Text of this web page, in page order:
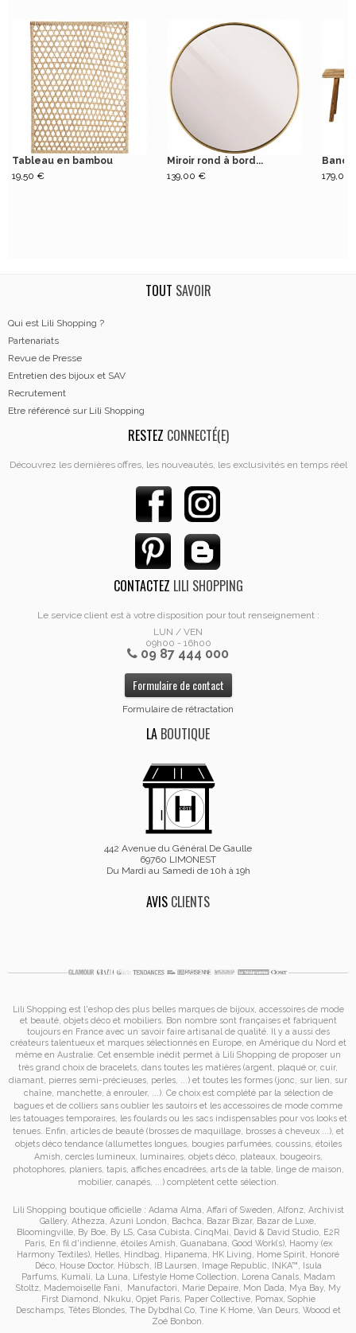
Tableau en bambou
19,50 €
Miroir rond à bord...
139,00 €
Banc
179,00
TOUT SAVOIR
Qui est Lili Shopping ?
Partenariats
Revue de Presse
Entretien des bijoux et SAV
Recrutement
Etre référencé sur Lili Shopping
RESTEZ CONNECTÉ(E)
Découvrez les dernières offres, les nouveautés, les exclusivités en temps réel
CONTACTEZ LILI SHOPPING
Le service client est à votre disposition pour tout renseignement :
LUN / VEN
09h00 - 16h00
09 87 444 000
Formulaire de contact
Formulaire de rétractation
LA BOUTIQUE
442 Avenue du Général De Gaulle
69760 LIMONEST
Du Mardi au Samedi de 10h à 19h
AVIS CLIENTS
Lili Shopping est l'eshop des plus belles marques de bijoux, accessoires de mode
et beauté, objets déco et mobiliers. Bon nombre sont françaises et fabriquent
toujours en France avec un savoir faire artisanal de qualité. Il y a aussi des
créateurs talentueux et marques sélectionnés en Europe, en Amérique du Nord et
même en Australie. Cet ensemble inédit permet à Lili Shopping de proposer un
très grand choix de bracelets , dans toutes les matières (argent, plaqué or, cuir,
diamant, pierres semi-précieuses, perles, ...) et toutes les formes (jonc, sur lien, sur
chaîne, manchette, à enrouler, ...). Ce choix est complété par la sélection de
bagues et de colliers sans oublier les sautoirs et les accessoires de mode comme
les tatouages temporaires, les foulards ou les sacs indispensables pour vos looks et
tenues. Enfin, articles de beauté (brosses de maquillage, brosses à cheveux ...), et
objets déco tendance (allumettes longues, bougies parfumées, coussins, étoiles
Amish , cercles lumineux, luminaires, objets déco, plateaux, bougeoirs,
photophores, planiers, tapis, affiches encadrées, arts de la table, linge de maison,
mobilier, canapés, ...) complètent cette sélection.
Lili Shopping boutique officielle : Adama Alma Affari of Sweden Alfonz, Archivist
Gallery, Athezza Azuni London Bachca Bazar Bizar, Bazar de Luxe
Bloomingville By Boe By LS Casa Cubista CinqMai David & David Studio E2R
Paris, En fil d'indienne, étoiles Amish Guanabana Good Work(s), Haomy (ex
Harmony Textiles), Helles Hindbag Hipanema HK Living Home Spirit
Honoré
Déco, House Doctor, Hübsch IB Laursen Image Republic INKA™
Isula
Parfums, Kumali La Luna Lifestyle Home Collection Lorena Canals, Madam
Stoltz, Mademoiselle Fani Manufactori Marie Depaire, Mon Dada Mya Bay, My
First Diamond
Nkuku Opjet Paris, Paper Collective, Pomax, Sophie
Deschamps, Têtes Blondes, The Dybdhal Co, Tine K Home, Van Deurs, Woood et
Zoé Bonbon